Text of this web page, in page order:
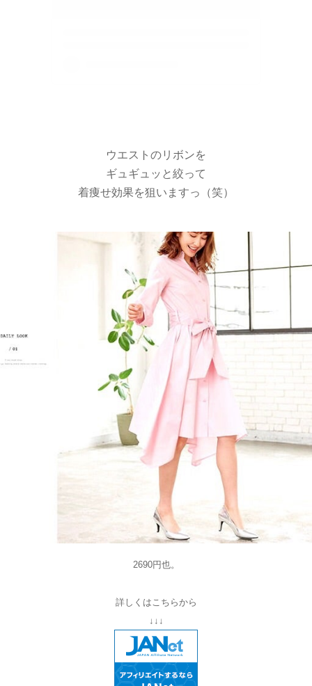
ウエストのリボンを
ギュギュッと絞って
着痩せ効果を狙いますっ（笑）
2690円也。
詳しくはこちらから
↓↓↓